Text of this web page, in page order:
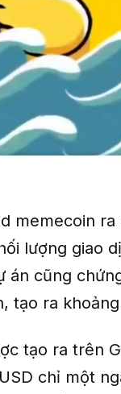
memecoin
lượng giao
án cũng
tạo ra
tạo ra trên
chỉ một